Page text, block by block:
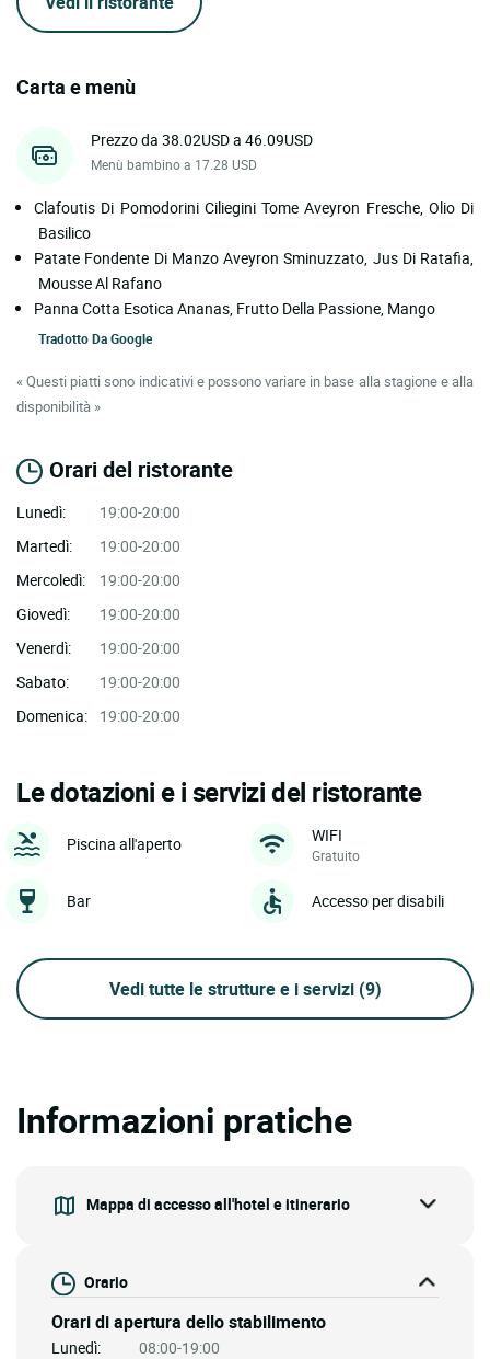
Carta e menù
Prezzo da 38.02USD a 46.09USD
Menù bambino a 17.28 USD
Clafoutis Di Pomodorini Ciliegini Tome Aveyron Fresche, Olio Di
Basilico
Patate Fondente Di Manzo Aveyron Sminuzzato, Jus Di Ratafia,
Mousse Al Rafano
Panna Cotta Esotica Ananas, Frutto Della Passione, Mango
Tradotto DaGoogle
« Questi piatti sono indicativi e possono variare in base alla stagione e alla
disponibilità »
Orari del ristorante
Lunedì:
19:00-20:00
Martedì:
19:00-20:00
Mercoledì:
19:00-20:00
Giovedì:
19:00-20:00
Venerdì:
19:00-20:00
Sabato:
19:00-20:00
Domenica:
19:00-20:00
Le dotazioni e i servizi del ristorante
Piscina all'aperto WIFI
Gratuito
Bar Accesso per disabili
Vedi tutte le strutture e i servizi (9)
Informazioni pratiche
Mappa di accesso all'hotel e itinerario
Orario
Orari di apertura dello stabilimento
Lunedì:
08:00-19:00